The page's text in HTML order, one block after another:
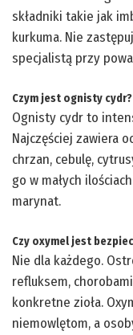
składniki takie jak
kurkuma. Nie
specjalistą przy
Czym jest ognisty cydr?
Ognisty cydr to
Najczęściej zawiera
chrzan, cebulę,
go w małych
marynat.
Czy oxymel jest
Nie dla każdego.
refluksem,
konkretne zioła.
niemowlętom, a